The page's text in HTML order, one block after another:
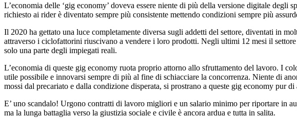
L’economia delle ‘gig economy’ doveva essere niente di più della versione digitale
richiesto ai rider è diventato sempre più consistente mettendo condizioni sempre più
Il 2020 ha gettato una luce completamente diversa sugli addetti del settore, diventati in
attraverso i ciclofattorini riuscivano a vendere i loro prodotti. Negli ultimi 12 mesi il
solo una parte degli impiegati reali.
L’economia di queste gig economy ruota proprio attorno allo sfruttamento del lavoro. I
utile possibile e innovarsi sempre di più al fine di schiacciare la concorrenza. Niente di
mossi dal precariato e dalla condizione disperata, si prostrano a queste gig economy pur
E’ uno scandalo! Urgono contratti di lavoro migliori e un salario minimo per riportare in
ma la lunga battaglia verso la giustizia sociale e civile è ancora ardua e tutta in salita.